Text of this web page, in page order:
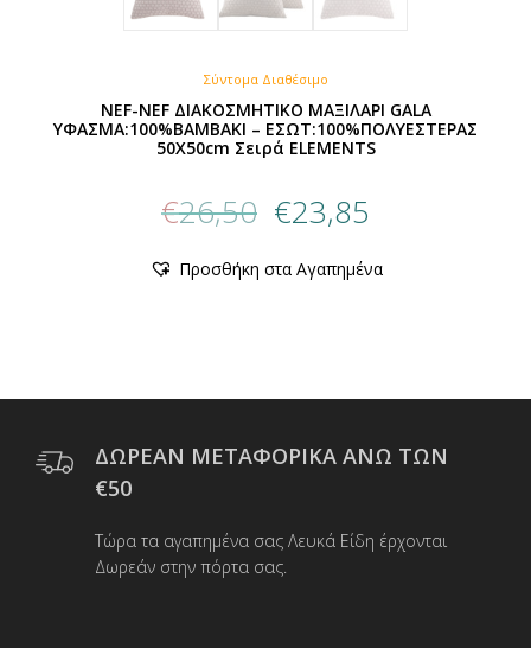
Σύντομα Διαθέσιμο
NEF-NEF ΔΙΑΚΟΣΜΗΤΙΚΟ ΜΑΞΙΛΑΡΙ GALA
ΥΦΑΣΜΑ:100%ΒΑΜΒΑΚΙ – ΕΣΩΤ:100%ΠΟΛΥΕΣΤΕΡΑΣ
50X50cm Σειρά ELEMENTS
€26,50
price
€26,50.
€23,85
είναι:
Προσθήκη στα Αγαπημένα
ΔΩΡΕΑΝ ΜΕΤΑΦΟΡΙΚΑ ΑΝΩ ΤΩΝ
€50
Τώρα τα αγαπημένα σας Λευκά Είδη έρχονται
Δωρεάν στην πόρτα σας.